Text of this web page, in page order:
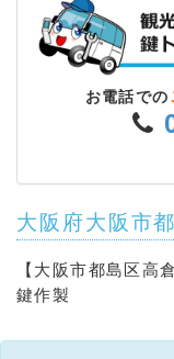
お電話での
大阪府大阪市
【大阪市都島区高
鍵作製